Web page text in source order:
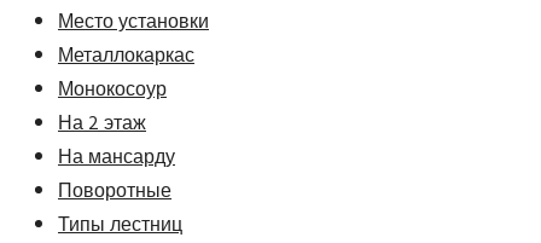
Место установки
Металлокаркас
Монокосоур
На 2 этаж
На мансарду
Поворотные
Типы лестниц